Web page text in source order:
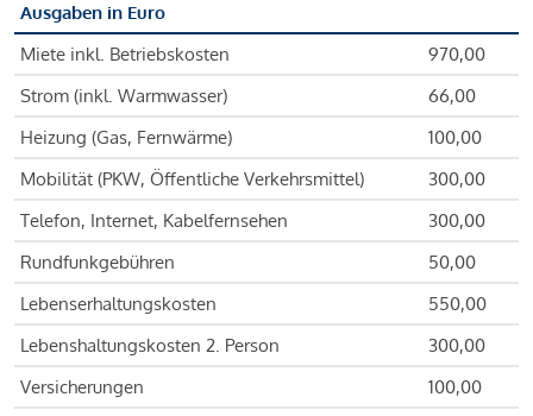
Ausgaben in Euro
Miete inkl. Betriebskosten
970,00
Strom (inkl. Warmwasser)
66,00
Heizung (Gas, Fernwärme)
100,00
Mobilität (PKW, Öffentliche Verkehrsmittel)
300,00
Telefon, Internet, Kabelfernsehen
300,00
Rundfunkgebühren
50,00
Lebenserhaltungskosten
550,00
Lebenshaltungskosten 2. Person
300,00
Versicherungen
100,00